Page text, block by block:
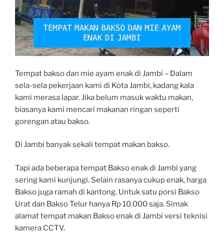
Tempat bakso dan mie ayam enak di Jambi – Dalam
sela-sela pekerjaan kami di Kota Jambi, kadang kala
kami merasa lapar. Jika belum masuk waktu makan,
biasanya kami mencari makanan ringan seperti
gorengan atau bakso.
Di Jambi banyak sekali tempat makan bakso.
Tapi ada beberapa tempat Bakso enak di Jambi yang
sering kami kunjungi. Selain rasanya cukup enak, harga
Bakso juga ramah di kantong. Untuk satu porsi Bakso
Urat dan Bakso Telur hanya Rp 10.000 saja. Simak
alamat tempat makan Bakso enak di Jambi versi teknisi
kamera CCTV.